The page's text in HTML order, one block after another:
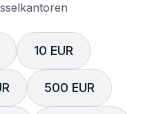
10 EUR
500 EUR